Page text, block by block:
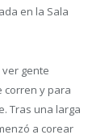
en la Sala
gente
corren y para
Tras una larga
a corear